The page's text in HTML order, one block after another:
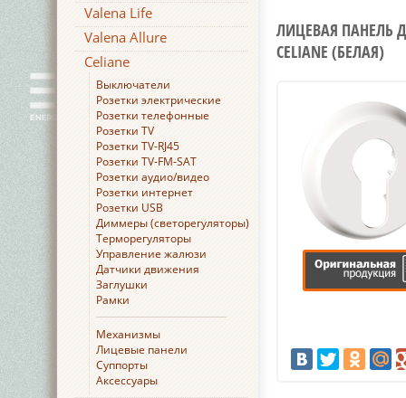
Valena Life
Valena Allure
Celiane
Выключатели
Розетки электрические
Розетки телефонные
Розетки TV
Розетки TV-RJ45
Розетки TV-FM-SAT
Розетки аудио/видео
Розетки интернет
Розетки USB
Диммеры (светорегуляторы)
Терморегуляторы
Управление жалюзи
Датчики движения
Заглушки
Рамки
Механизмы
Лицевые панели
Суппорты
Аксессуары
ЛИЦЕВАЯ ПАНЕЛЬ
CELIANE (БЕЛАЯ)